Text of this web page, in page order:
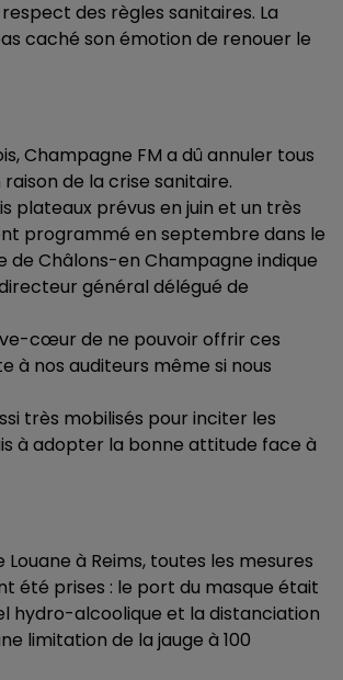
des règles sanitaires. La
caché son émotion de renouer le
Champagne FM a dû annuler tous
de la crise sanitaire.
plateaux prévus en juin et un très
programmé en septembre dans le
de Châlons-en Champagne indique
général délégué de
cœur de ne pouvoir offrir ces
à nos auditeurs même si nous
très mobilisés pour inciter les
à adopter la bonne attitude face à
Louane à Reims, toutes les mesures
été prises : le port du masque était
hydro-alcoolique et la distanciation
limitation de la jauge à 100